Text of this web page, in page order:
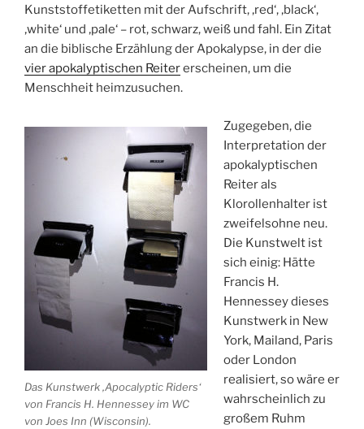
Kunststoffetiketten mit der Aufschrift, ‚red‘, ‚black‘,
‚white‘ und ‚pale‘ – rot, schwarz, weiß und fahl. Ein Zitat
an die biblische Erzählung der Apokalypse, in der die
vier apokalyptischen Reitererscheinen, um die
Menschheit heimzusuchen.
Das Kunstwerk ‚Apocalyptic Riders‘
von Francis H. Hennessey im WC
von Joes Inn (Wisconsin).
Zugegeben, die
Interpretation der
apokalyptischen
Reiter als
Klorollenhalter ist
zweifelsohne neu.
Die Kunstwelt ist
sich einig: Hätte
Francis H.
Hennessey dieses
Kunstwerk in New
York, Mailand, Paris
oder London
realisiert, so wäre er
wahrscheinlich zu
großem Ruhm